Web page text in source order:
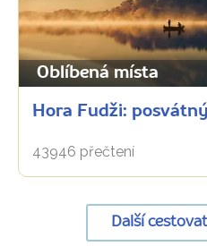
Oblíbená místa
Hora Fudži:
43946 přečtení
Další